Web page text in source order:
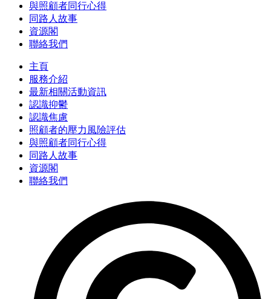
與照顧者同行心得
同路人故事
資源閣
聯絡我們
主頁
服務介紹
最新相關活動資訊
認識抑鬱
認識焦慮
照顧者的壓力風險評估
與照顧者同行心得
同路人故事
資源閣
聯絡我們